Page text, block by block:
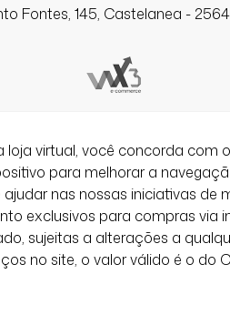
Fontes, 145, Castelanea -
loja virtual, você concorda com
para melhorar a
nas nossas iniciativas de
exclusivos para compras via
sujeitas a alterações a
no site, o valor válido é o do